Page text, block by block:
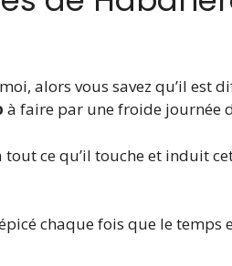
alors vous savez qu’il est
à faire par une froide journée
ce qu’il touche et induit
chaque fois que le temps